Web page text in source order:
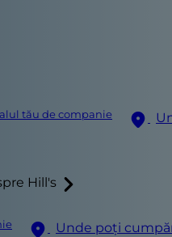
tău de companie
Hill's
Unde poți